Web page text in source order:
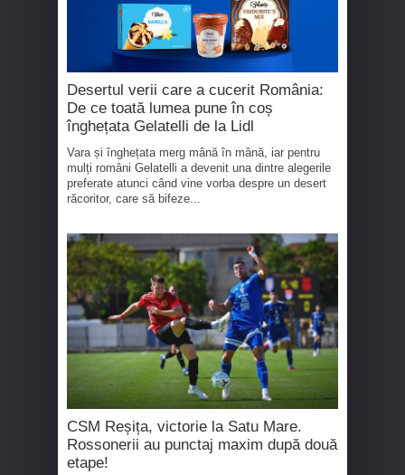
Desertul verii care a cucerit România:
De ce toată lumea pune în coș
înghețata Gelatelli de la Lidl
Vara și înghețata merg mână în mână, iar pentru
mulți români Gelatelli a devenit una dintre alegerile
preferate atunci când vine vorba despre un desert
răcoritor, care să bifeze...
CSM Reșița, victorie la Satu Mare.
Rossonerii au punctaj maxim după două
etape!